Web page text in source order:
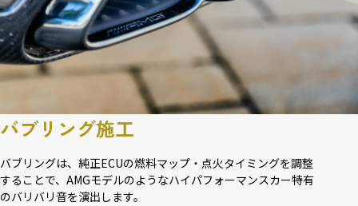
バブリング施工
バブリングは、純正ECUの燃料マップ・点火タイミングを調整
することで、AMGモデルのようなハイパフォーマンスカー特有
のバリバリ音を演出します。